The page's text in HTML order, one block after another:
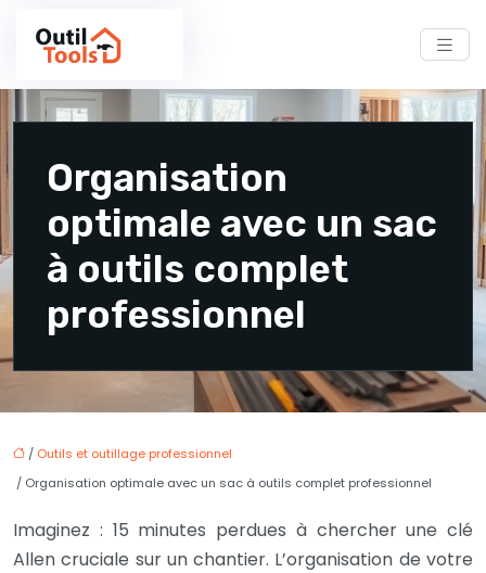
Organisation
optimale avec un sac
à outils complet
professionnel
/ Outils et outillage professionnel
/ Organisation optimale avec un sac à outils complet professionnel
Imaginez : 15 minutes perdues à chercher une clé
Allen cruciale sur un chantier. L’organisation de votre